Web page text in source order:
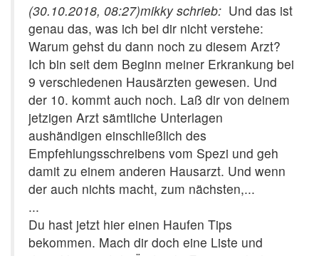
(30.10.2018, 08:27)mikky schrieb: Und das ist
genau das, was ich bei dir nicht verstehe:
Warum gehst du dann noch zu diesem Arzt?
Ich bin seit dem Beginn meiner Erkrankung bei
9 verschiedenen Hausärzten gewesen. Und
der 10. kommt auch noch. Laß dir von deinem
jetzigen Arzt sämtliche Unterlagen
aushändigen einschließlich des
Empfehlungsschreibens vom Spezi und geh
damit zu einem anderen Hausarzt. Und wenn
der auch nichts macht, zum nächsten,...
...
Du hast jetzt hier einen Haufen Tips
bekommen. Mach dir doch eine Liste und